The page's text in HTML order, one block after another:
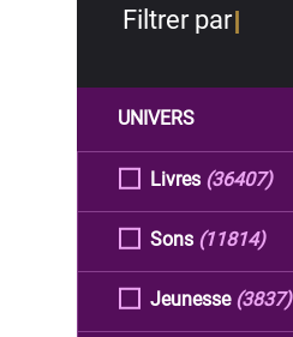
Filtrer par
UNIVERS
Livres (36407)
Sons (11814)
Jeunesse (3837)